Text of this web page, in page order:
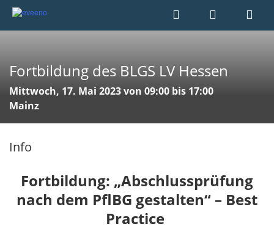
Fortbildung des BLGS LV Hessen
Mittwoch, 17. Mai 2023 von 09:00 bis 17:00
Mainz
Info
Fortbildung: „Abschlussprüfung
nach dem PflBG gestalten“ – Best
Practice